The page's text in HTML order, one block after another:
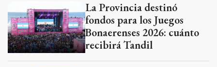
La Provincia destinó
fondos para los Juegos
Bonaerenses 2026: cuánto
recibirá Tandil